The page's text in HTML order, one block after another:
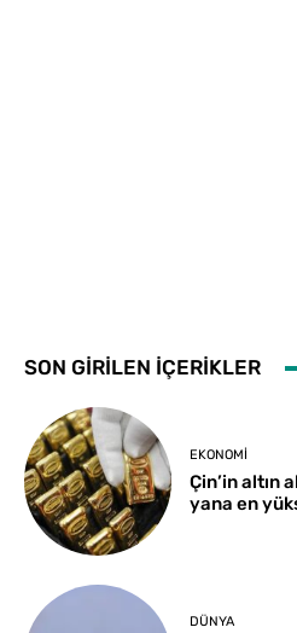
SON GİRİLEN İÇERİKLER
EKONOMI
Çin’in altın
yana en
DÜNYA